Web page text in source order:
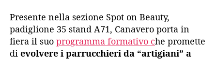
Presente nella sezione Spot on Beauty,
padiglione 35 stand A71, Canavero porta in
fiera il suo programma formativo che promette
di evolvere i parrucchieri da “artigiani” a